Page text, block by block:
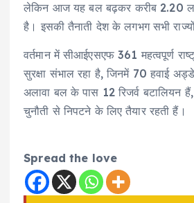
लेकिन आज यह बल बढ़कर करीब 2.20
है। इसकी तैनाती देश के लगभग सभी
वर्तमान में सीआईएसएफ 361 महत्वपूर्ण
सुरक्षा संभाल रहा है, जिनमें 70 हवाई
अलावा बल के पास 12 रिजर्व बटालियन हैं,
चुनौती से निपटने के लिए तैयार रहती हैं।
Spread the love